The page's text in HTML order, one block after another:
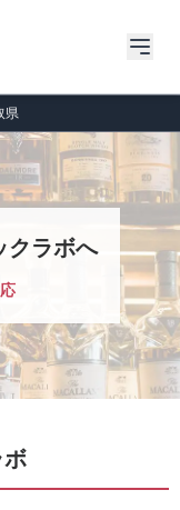
県
クラボへ